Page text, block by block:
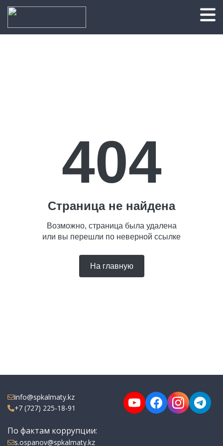
404
Страница не найдена
Возможно, страница была удалена
или вы перешли по неверной ссылке
На главную
info@spkalmaty.kz
+7 (727) 225-18-91
По фактам коррупции:
s.ospanov@spkalmaty.kz